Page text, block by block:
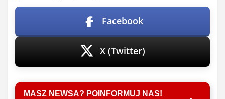
Facebook
X (Twitter)
MASZ NEWSA? POINFORMUJ NAS!